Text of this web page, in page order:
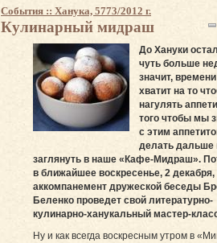
События :: Ханука, 5773/2012 г.
Кулинарный мидраш
До Хануки
чуть больше
значит, времени
хватит на то
нагулять
того чтобы мы
с этим
делать дальше
заглянуть в наше «Кафе-Мидраш».
в ближайшее воскресенье, 2 декабря,
аккомпанемент дружеской беседы
Беленко проведет свой литературно-
кулинарно-ханукальный мастер-
Ну и как всегда воскресным утром в